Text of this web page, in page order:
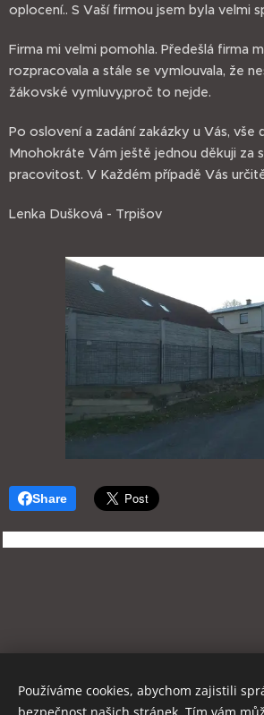
oplocení.. S Vaší firmou jsem byla velmi
Firma mi velmi pomohla. Předešlá firma
rozpracovala a stále se vymlouvala, že
žákovské vymluvy,proč to nejde.
Po oslovení a zadání zakázky u Vás, vše
Mnohokráte Vám ještě jednou děkuji za
pracovitost. V Každém případě Vás
Lenka Dušková - Trpišov
Share
Používáme cookies, abychom zajistili